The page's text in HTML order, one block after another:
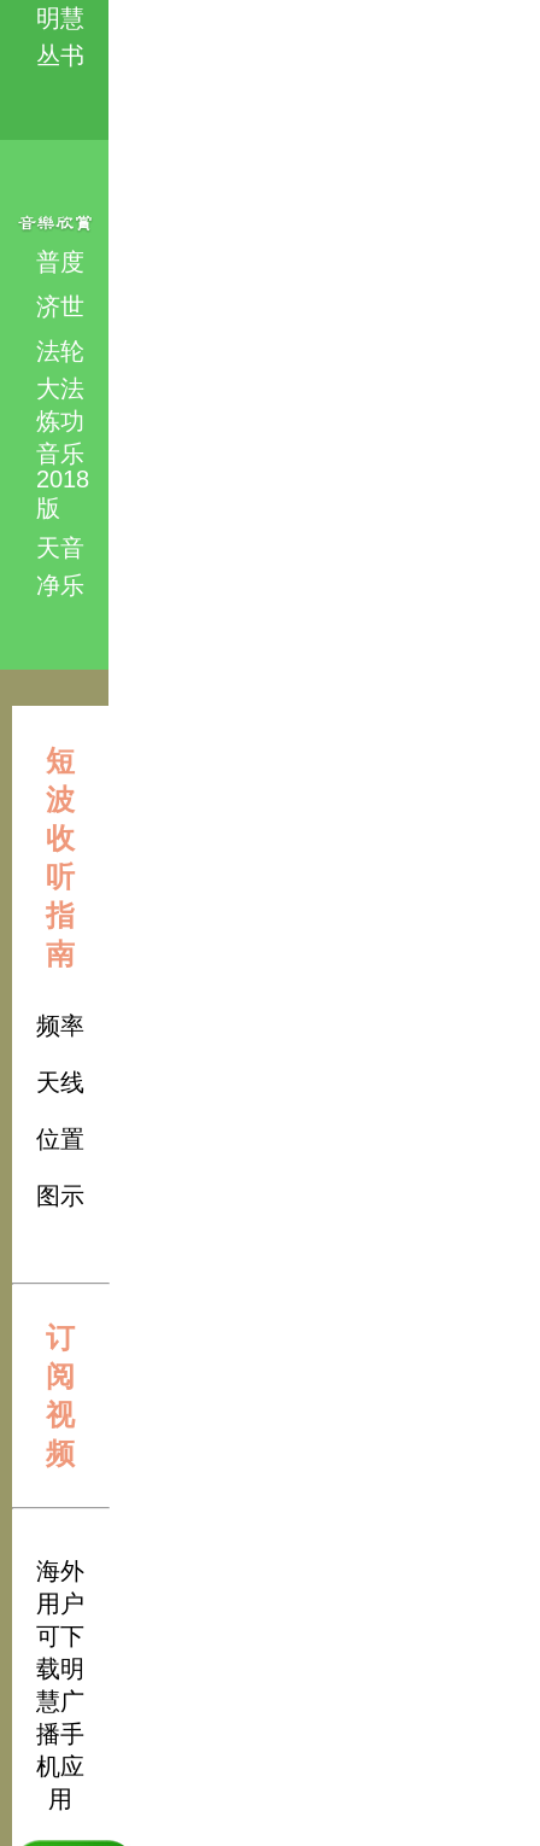
明慧
丛书
普度
济世
法轮
大法
炼功
音乐
2018
版
天音
净乐
短
波
收
听
指
南
频率
天线
位置
图示
订
阅
视
频
海外
用户
可下
载明
慧广
播手
机应
用